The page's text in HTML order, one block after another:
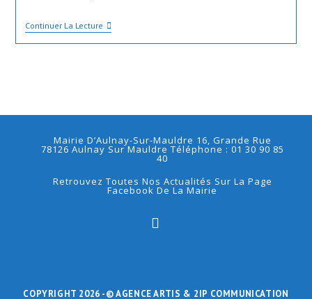
Octobre
Continuer La LectureALERTE
MÉTÉOROLOGIQUE
Mairie D’Aulnay-Sur-Mauldre 16, Grande Rue
78126 Aulnay Sur Mauldre Téléphone : 01 30 90 85
40
Retrouvez Toutes Nos Actualités Sur La Page
Facebook De La Mairie
COPYRIGHT 2026 -© AGENCE ARTIS & 2IP COMMUNICATION